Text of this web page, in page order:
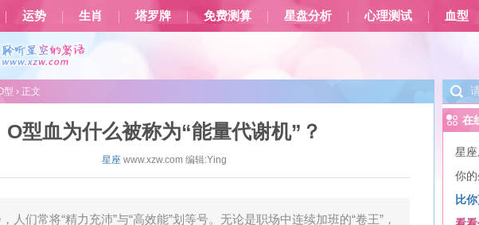
运势 生肖 塔罗牌 免费测算 星盘分析 心理测试 血型
型 › 正文
O型血为什么被称为“能量代谢机”？
星座www.xzw.com 编辑:Ying
人们常将“精力充沛”与“高效能”划等号。无论是职场中连续加班的“卷王”，
在
星
你
比